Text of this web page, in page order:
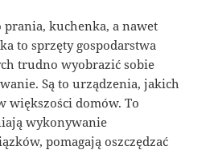
kuchenka, a nawet
to sprzęty gospodarstwa
trudno wyobrazić sobie
Są to urządzenia, jakich
większości domów. To
wykonywanie
pomagają oszczędzać